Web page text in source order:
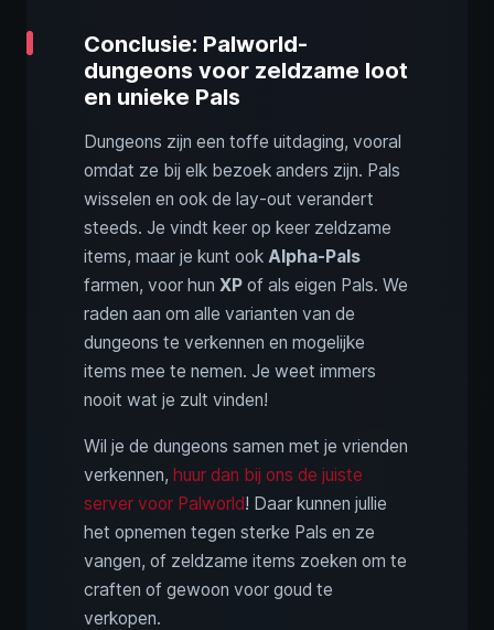
Conclusie: Palworld-
dungeons voor zeldzame loot
en unieke Pals
Dungeons zijn een toffe uitdaging, vooral
omdat ze bij elk bezoek anders zijn. Pals
wisselen en ook de lay-out verandert
steeds. Je vindt keer op keer zeldzame
items, maar je kunt ook Alpha-Pals
farmen, voor hun XP of als eigen Pals. We
raden aan om alle varianten van de
dungeons te verkennen en mogelijke
items mee te nemen. Je weet immers
nooit wat je zult vinden!
Wil je de dungeons samen met je vrienden
verkennen, huur dan bij ons de juiste
server voor Palworld! Daar kunnen jullie
het opnemen tegen sterke Pals en ze
vangen, of zeldzame items zoeken om te
craften of gewoon voor goud te
verkopen.